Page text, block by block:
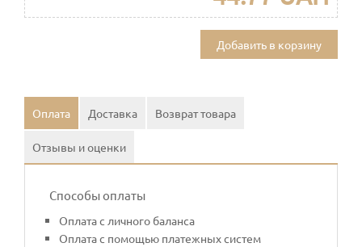
Добавить в корзину
Оплата Доставка Возврат товара
Отзывы и оценки
Способы оплаты
Оплата с личного баланса
Оплата с помощью платежных систем